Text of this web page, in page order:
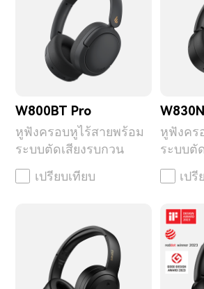
W800BT Pro
หูฟังครอบหูไร้สายพร้อม
ระบบตัดเสียงรบกวน
เปรียบเทียบ
หูฟังคร
ระบบตั
เปรี